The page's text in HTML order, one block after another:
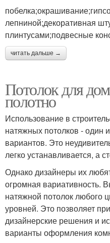
лепниной;декоративная
плинтусами;подвесные
читать дальше →
Потолок для
полотно
Использование в
натяжных потолков - один
вариантов. Это
легко устанавливается, а
Однако дизайнеры их
огромная вариативность.
натяжной потолок любого
уровней. Это позволяет
дизайнерские решения и
варианты оформления